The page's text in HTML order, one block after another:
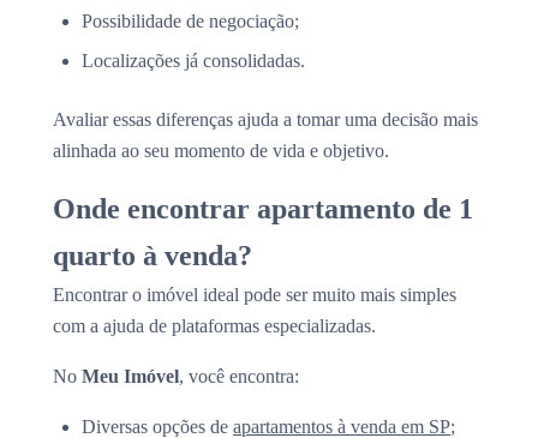
Possibilidade de negociação;
Localizações já consolidadas.
Avaliar essas diferenças ajuda a tomar uma decisão mais
alinhada ao seu momento de vida e objetivo.
Onde encontrar apartamento de 1
quarto à venda?
Encontrar o imóvel ideal pode ser muito mais simples
com a ajuda de plataformas especializadas.
No Meu Imóvel, você encontra:
Diversas opções de apartamentos à venda em SP;